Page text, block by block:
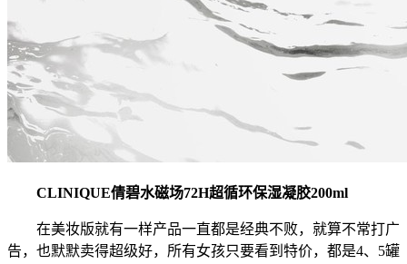
CLINIQUE倩碧水磁场72H超循环保湿凝胶200ml
在美妆版就有一样产品一直都是经典不败，就算不常打广
告，也默默卖得超级好，所有女孩只要看到特价，都是4、5罐